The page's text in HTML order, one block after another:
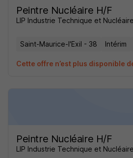
Peintre Nucléaire H/F
LIP Industrie Technique et Nucléaire
Saint-Maurice-l'Exil - 38 Intérim
Cette offre n’est plus disponible
Peintre Nucléaire H/F
LIP Industrie Technique et Nucléaire